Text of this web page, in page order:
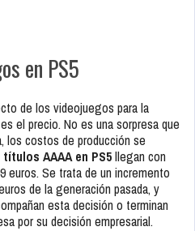
en PS5
de los videojuegos para la
el precio. No es una sorpresa que
los costos de producción se
AAAA en PS5llegan con
euros. Se trata de un incremento
de la generación pasada, y
esta decisión o terminan
por su decisión empresarial.